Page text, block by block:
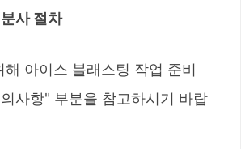
사 절차
해 아이스 블래스팅 작업 준비
사항" 부분을 참고하시기 바랍